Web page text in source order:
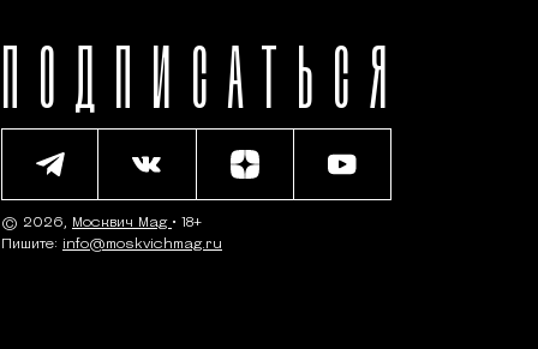
ПОДПИСАТЬСЯ
© 2026, Москвич Mag • 18+
Пишите: info@moskvichmag.ru